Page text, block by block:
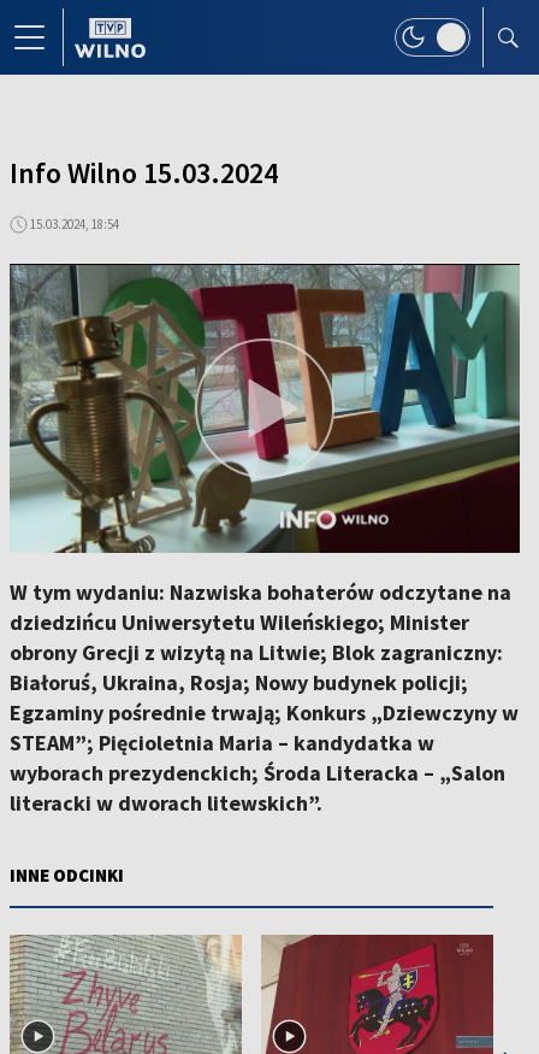
Info Wilno 15.03.2024
15.03.2024, 18:54
W tym wydaniu: Nazwiska bohaterów odczytane na
dziedzińcu Uniwersytetu Wileńskiego; Minister
obrony Grecji z wizytą na Litwie; Blok zagraniczny:
Białoruś, Ukraina, Rosja; Nowy budynek policji;
Egzaminy pośrednie trwają; Konkurs „Dziewczyny w
STEAM”; Pięcioletnia Maria – kandydatka w
wyborach prezydenckich; Środa Literacka – „Salon
literacki w dworach litewskich”.
INNE ODCINKI